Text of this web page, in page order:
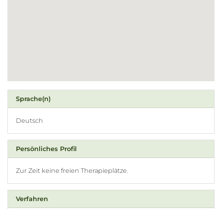
Sprache(n)
Deutsch
Persönliches Profil
Zur Zeit keine freien Therapieplätze.
Verfahren